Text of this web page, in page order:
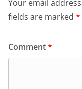
Your email
fields are marked *
Comment*